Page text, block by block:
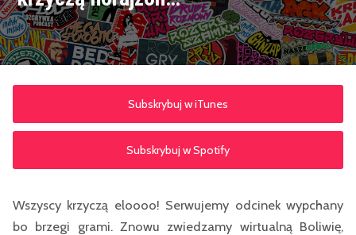
FAQs
Kontakt
Subskrybuj w iTunes
Subskrybuj w Spotify
Wszyscy krzyczą eloooo! Serwujemy odcinek wypchany
bo brzegi grami. Znowu zwiedzamy wirtualną Boliwię,